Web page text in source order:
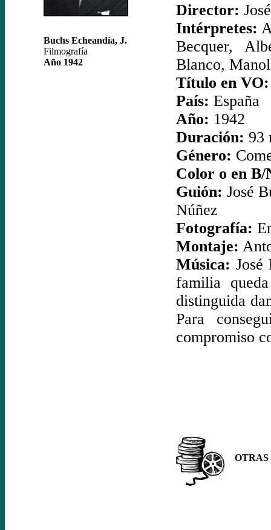
Buchs Echeandía, J.
Filmografía
Año 1942
Director:
Intérpretes:
Becquer,
Blanco,
Título en VO:
País: España
Año: 1942
Duración: 93
Género:
Color o en B/
Guión: José
Núñez
Fotografía:
Montaje:
Música:
familia
distinguida
Para
compromiso
OTRAS